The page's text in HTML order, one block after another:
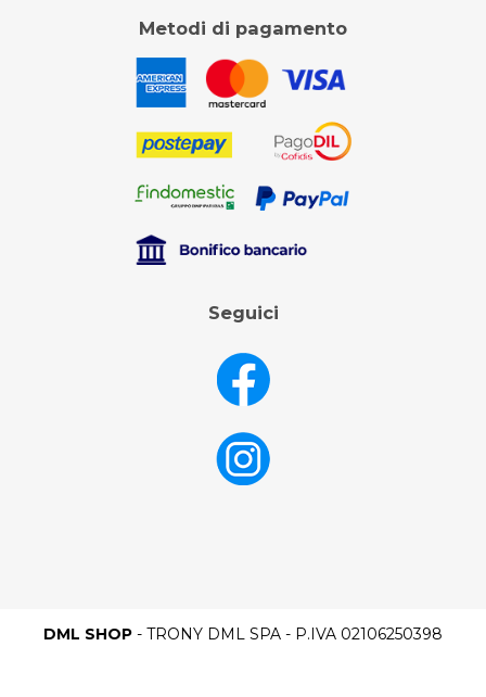
Metodi di pagamento
Seguici
DML SHOP - TRONY DML SPA - P.IVA 02106250398